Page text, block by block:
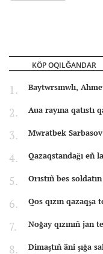
KÖP OQILĞANDAR
Baytwrsınwlı,
Aua rayına qatıstı
Mwratbek
Qazaqstandağı eñ
Orıstıñ bes
Qos qızın qazaqşa
Noğay qızınıñ jan
Dimaştıñ äni şığa